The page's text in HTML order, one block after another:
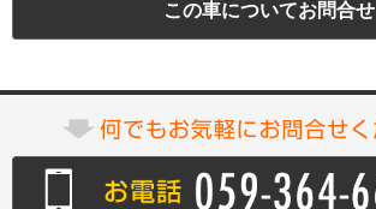
この車についてお問合せ